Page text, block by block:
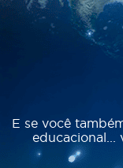
Os
E se você
educacional...